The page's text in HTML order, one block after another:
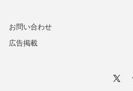
お問い合わせ
広告掲載